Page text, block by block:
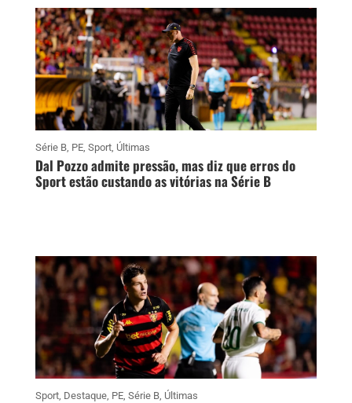
Série B, PE, Sport, Últimas
Dal Pozzo admite pressão, mas diz que erros do
Sport estão custando as vitórias na Série B
Sport, Destaque, PE, Série B, Últimas